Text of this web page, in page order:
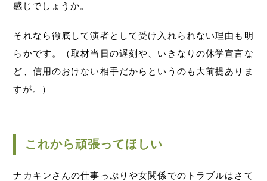
感じでしょうか。
それなら徹底して演者として受け入れられない理由も明
らかです。（取材当日の遅刻や、いきなりの休学宣言な
ど、信用のおけない相手だからというのも大前提ありま
すが。）
これから頑張ってほしい
ナカキンさんの仕事っぷりや女関係でのトラブルはさて